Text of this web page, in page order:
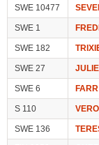
SWE 10477
SWE 1
SWE 182
SWE 27
SWE 6
S 110
SWE 136